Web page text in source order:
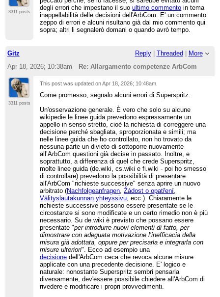
3311 posts
degli errori che impestano il suoultimo commento in tema
inappellabilità delle decisioni dell'ArbCom. E' un commento
zeppo di errori e alcuni risultano già dal mio commento qui
sopra; altri li segnalerò domani o quando avrò tempo.
Gitz Reply| Threaded
More
Apr 18, 2026; 10:38am
Re: Allargamento competenze ArbCom
3311 posts
This post was updated onApr 18, 2026; 10:48am
Come promesso, segnalo alcuni errori di Superspritz.
Un'osservazione generale. È vero che solo su alcune
wikipedie le linee guida prevedono espressamente un
appello in senso stretto, cioè la richiesta di correggere una
decisione perché sbagliata, sproporzionata e simili; ma
nelle linee guida che ho controllato, non ho trovato da
nessuna parte un divieto di sottoporre nuovamente
all’ArbCom questioni già decise in passato. Inoltre, e
soprattutto, a differenza di quel che crede Superspritz,
molte linee guida (de.wiki, cs.wiki e fi.wiki - poi ho smesso
di controllare) prevedono la possibilità di presentare
all'ArbCom "richieste successive" senza aprire un nuovo
arbitrato (Nachfolgeanfragen,Žádost o opatření,
Välityslautakunnan yhteyssivu, ecc.). Chiaramente le
richieste successive possono essere presentate se le
circostanze si sono modificate e un certo rimedio non è più
necessario. Su de.wiki è previsto che possano essere
presentate "per introdurre nuovi elementi di fatto, per
dimostrare con adeguata motivazione l’inefficacia della
misura già adottata, oppure per precisarla e integrarla con
misure ulteriori". Ecco ad esempio una
decisione dell'ArbCom ceca che revoca alcune misure
applicate con una precedente decisione. E' logico e
naturale: nonostante Superspritz sembri pensarla
diversamente, dev'essere possibile chiedere all'ArbCom di
rivedere e modificare i propri provvedimenti.